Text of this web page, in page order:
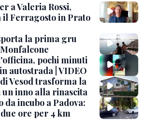
a Valeria Rossi,
il Ferragosto in Prato
la prima gru
pochi minuti
autostrada | VIDEO
Vesod trasforma la
inno alla rinascita
da incubo a Padova:
ore per 4 km